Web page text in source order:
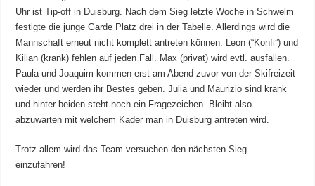
Uhr ist Tip-off in Duisburg. Nach dem Sieg letzte Woche in Schwelm
festigte die junge Garde Platz drei in der Tabelle. Allerdings wird die
Mannschaft erneut nicht komplett antreten können. Leon (“Konfi”) und
Kilian (krank) fehlen auf jeden Fall. Max (privat) wird evtl. ausfallen.
Paula und Joaquim kommen erst am Abend zuvor von der Skifreizeit
wieder und werden ihr Bestes geben. Julia und Maurizio sind krank
und hinter beiden steht noch ein Fragezeichen. Bleibt also
abzuwarten mit welchem Kader man in Duisburg antreten wird.
Trotz allem wird das Team versuchen den nächsten Sieg
einzufahren!